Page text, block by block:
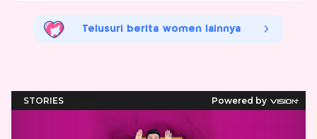
Telusuri berita women lainnya